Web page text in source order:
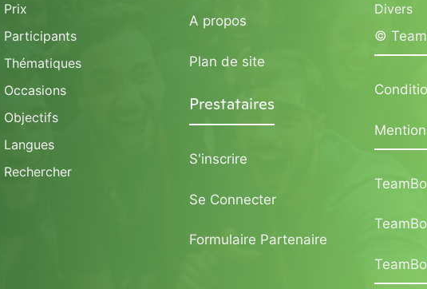
Prix
Participants
Thématiques
Occasions
Objectifs
Langues
Rechercher
A propos
Plan de site
Prestataires
S'inscrire
Se Connecter
Formulaire Partenaire
Divers
©